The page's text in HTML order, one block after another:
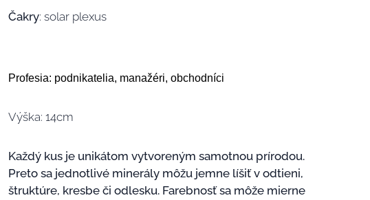
Čakry: solar plexus
Profesia: podnikatelia, manažéri, obchodníci
Výška: 14cm
Každý kus je unikátom vytvoreným samotnou prírodou.
Preto sa jednotlivé minerály môžu jemne líšiť v odtieni,
štruktúre, kresbe či odlesku. Farebnosť sa môže mierne